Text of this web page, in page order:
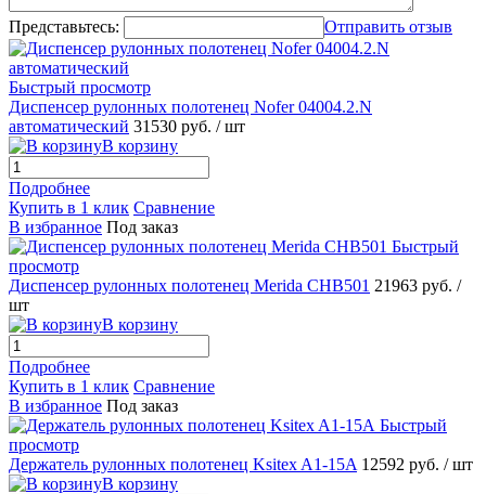
Представьтесь: Отправить отзыв
Быстрый просмотр
Диспенсер рулонных полотенец Nofer 04004.2.N
автоматический 31530 руб. / шт
В корзину
Подробнее
Купить в 1 клик Сравнение
В избранное Под заказ
Быстрый
просмотр
Диспенсер рулонных полотенец Merida CHB501 21963 руб. /
шт
В корзину
Подробнее
Купить в 1 клик Сравнение
В избранное Под заказ
Быстрый
просмотр
Держатель рулонных полотенец Ksitex A1-15A 12592 руб. / шт
В корзину